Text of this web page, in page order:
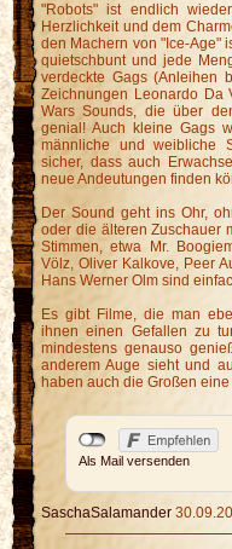
"Robots" ist endlich
Herzlichkeit und dem
den Machern von "Ice-Age"
quietschbunt und jede
verdeckte Gags (Anleihen
Zeichnungen Leonardo Da
Wars Sounds, die über
genial! Auch kleine Gags
männliche und weibliche
sicher, dass auch
neue Andeutungen finden
Der Sound geht ins Ohr,
oder die älteren Zuschauer
Stimmen, etwa Mr.
Völz, Oliver Kalkove, Peer
Hans Werner Olm sind
Es gibt Filme, die man
ihnen einen Gefallen zu
mindestens genauso
anderem Auge sieht und
haben auch die Großen
Als Mail versenden
SaschaSalamander